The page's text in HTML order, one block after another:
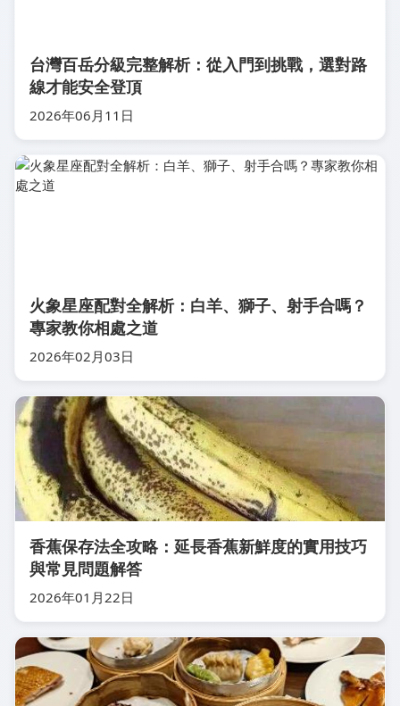
台灣百岳分級完整解析：從入門到挑戰，選對路
線才能安全登頂
2026年06月11日
火象星座配對全解析：白羊、獅子、射手合嗎？
專家教你相處之道
2026年02月03日
香蕉保存法全攻略：延長香蕉新鮮度的實用技巧
與常見問題解答
2026年01月22日